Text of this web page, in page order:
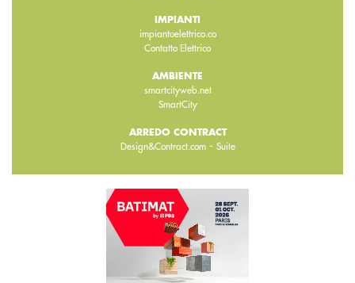
IMPIANTI
impiantoelettrico.co
Contatto Elettrico
AMBIENTE
smartcityweb.net
SmartCity
ARREDO CONTRACT
Design&Contract.com- Suite